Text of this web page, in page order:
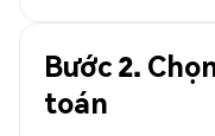
Bước 2.
toán